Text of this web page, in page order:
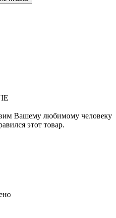
Вашему любимому человеку
этот товар.